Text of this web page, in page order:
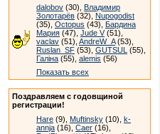
dalobov (30), Владимир
Золотарёв (32), Nupogodist
(35), Octopus (43), Бардина
Мария (47), Jude V(51),
vaclav (51), AndreW_A(53),
Ruslan_SF (53), GUTSUL (55),
Галіна (55), alemis (56)
Показать всех
Поздравляем с годовщиной
регистрации!
Hare (9), Muftinsky (10), k-
annja (16), Caer (16),